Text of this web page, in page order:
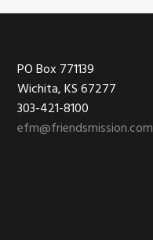
Footer
PO Box 771139
Wichita, KS 67277
303-421-8100
efm@friendsmission.com